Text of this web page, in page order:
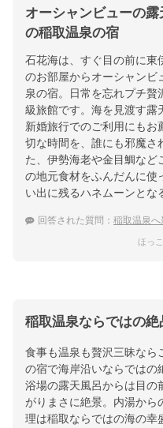
オーシャンビューの
の稲取温泉の宿
石花海は、すぐ目の前に東
のお部屋からオーシャンビ
泉の宿。日常を忘れプチ贅
級旅館です。海を見渡す露
新婚旅行でのご利用にもお
切な時間を、誰にも邪魔さ
た、伊勢海老や金目鯛など
の地元食材をふんだんに使
い出に残るハネムーンとな
回答された質問： 稲取温泉へ新
ほっ
稲取温泉ならではの
食事も温泉も贅沢三昧なら
の宿で海岸沿いならではの
浴場の露天風呂からは目の
がりまさに絶景。内湯から
理は稲取ならではの海の幸